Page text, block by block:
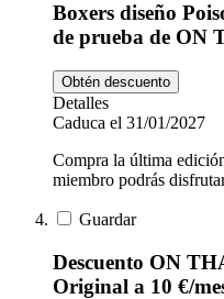
Boxers diseño
de prueba de ON
Obtén descuento
Detalles
Caduca el 31/01/2027
Compra la última
miembro podrás
Guardar
Descuento ON
Original a 10 €/